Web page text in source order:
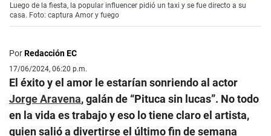
Luego de la fiesta, la popular influencer pidió un taxi y se fue directo a su
casa. Foto: captura Amor y fuego
PorRedacción EC
17/06/2024, 06:20 p.m.
El éxito y el amor le estarían sonriendo al actor
Jorge Aravena, galán de “Pituca sin lucas”. No todo
en la vida es trabajo y eso lo tiene claro el artista,
quien salió a divertirse el último fin de semana